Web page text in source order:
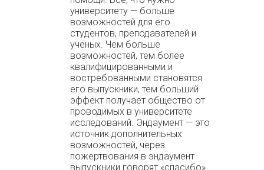
университету — больше
возможностей для его
студентов, преподавателей и
учёных. Чем больше
возможностей, тем более
квалифицированными и
востребованными становятся
его выпускники, тем больший
эффект получает общество от
проводимых в университете
исследований. Эндаумент — это
источник дополнительных
возможностей, через
пожертвования в эндаумент
выпускники говорят «спасибо»